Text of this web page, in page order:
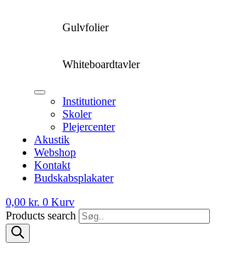
Gulvfolier
Whiteboardtavler
Institutioner
Skoler
Plejercenter
Akustik
Webshop
Kontakt
Budskabsplakater
0,00 kr. 0 Kurv
Products search